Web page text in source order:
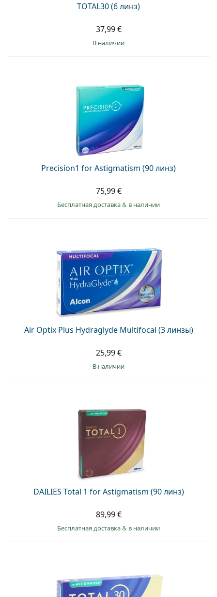
TOTAL30 (6 линз)
37,99 €
в наличии
Precision1 for Astigmatism (90 линз)
75,99 €
Бесплатная доставка& в наличии
Air Optix Plus Hydraglyde Multifocal (3 линзы)
25,99 €
в наличии
DAILIES Total 1 for Astigmatism (90 линз)
89,99 €
Бесплатная доставка& в наличии